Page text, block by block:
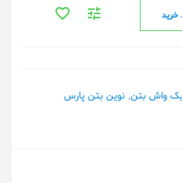
خرید
واش بتن, نوین بتن پارس